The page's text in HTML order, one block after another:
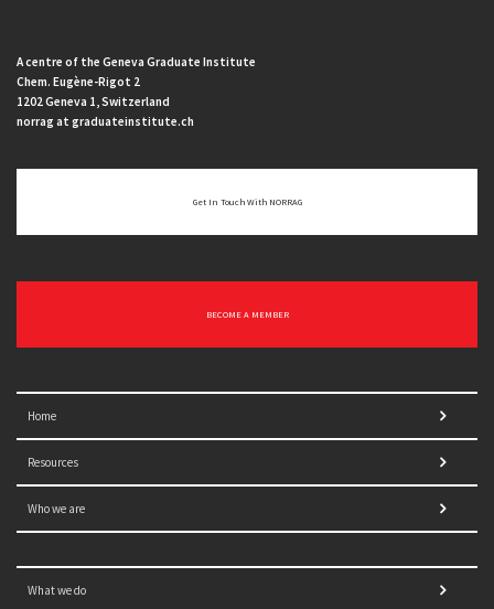
A centre of the Geneva Graduate Institute
Chem. Eugène-Rigot 2
1202 Geneva 1, Switzerland
norrag at graduateinstitute.ch
Get In Touch With NORRAG
BECOME A MEMBER
Home
Resources
Who we are
What we do